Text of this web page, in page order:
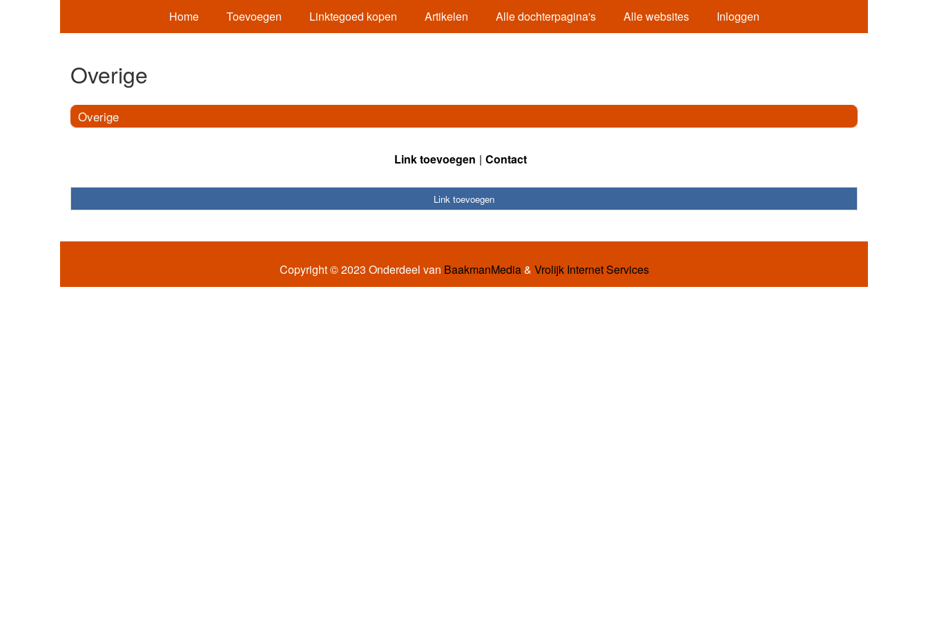
Home Toevoegen Linktegoed kopen Artikelen Alle dochterpagina's Alle websites Inloggen
Overige
Overige
Link toevoegen Contact
Link toevoegen
Copyright © 2023 Onderdeel van BaakmanMedia& Vrolijk Internet Services